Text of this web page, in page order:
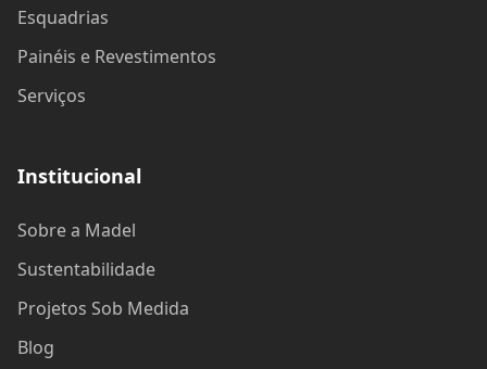
Esquadrias
Painéis e Revestimentos
Serviços
Institucional
Sobre a Madel
Sustentabilidade
Projetos Sob Medida
Blog